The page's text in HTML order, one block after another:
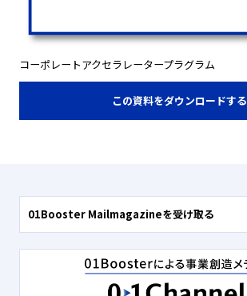
コーポレートアクセラレータープラグラム
この資料をダウンロードする
01Booster Mailmagazineを受け取る